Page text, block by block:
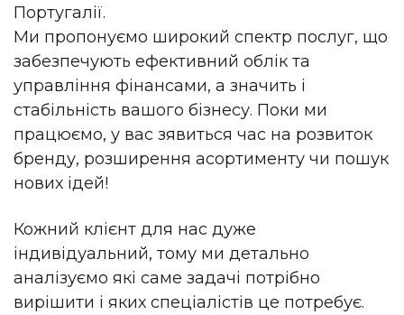
Португалії.
Ми пропонуємо широкий спектр послуг, що
забезпечують ефективний облік та
управління фінансами, а значить і
стабільність вашого бізнесу. Поки ми
працюємо, у вас зявиться час на розвиток
бренду, розширення асортименту чи пошук
нових ідей!
Кожний клієнт для нас дуже
індивідуальний, тому ми детально
аналізуємо які саме задачі потрібно
вирішити і яких спеціалістів це потребує.